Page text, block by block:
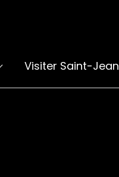
Visiter Saint-Jean